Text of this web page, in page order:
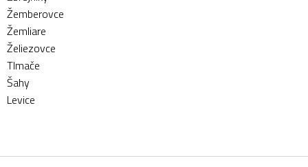
Žemberovce
Žemliare
Želiezovce
Tlmače
Šahy
Levice